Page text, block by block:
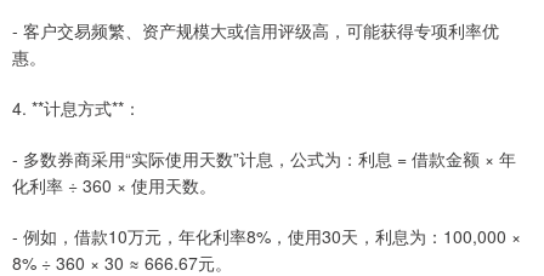
- 客户交易频繁、资产规模大或信用评级高，可能获得专项利率优
惠。
4. **计息方式**：
- 多数券商采用“实际使用天数”计息，公式为：利息 = 借款金额 × 年
化利率 ÷ 360 × 使用天数。
- 例如，借款10万元，年化利率8%，使用30天，利息为：100,000 ×
8% ÷ 360 × 30 ≈ 666.67元。